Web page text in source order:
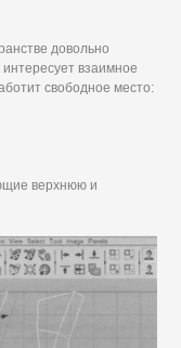
довольно
взаимное
свободное место:
верхнюю и